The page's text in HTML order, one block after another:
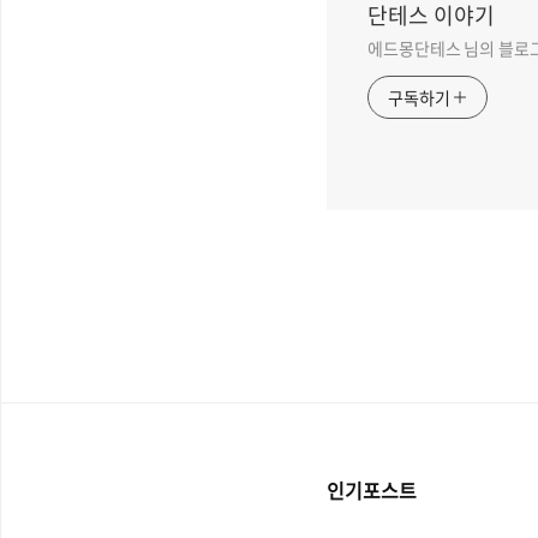
단테스 이야기
에드몽단테스 님의 블로
구독하기
인기포스트